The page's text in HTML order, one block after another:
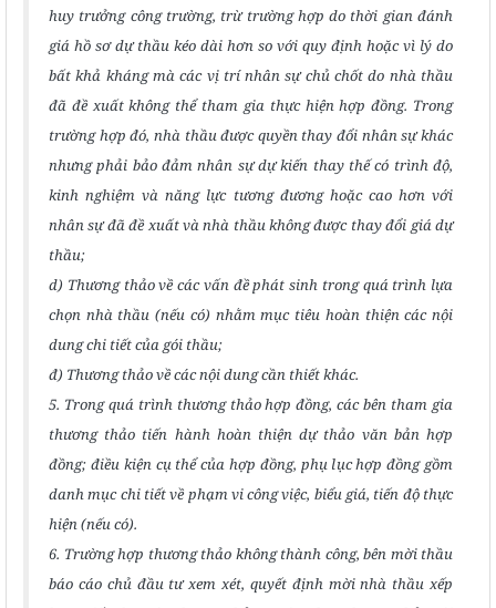
huy trưởng công trường, trừ trường hợp do thời gian đánh
giá hồ sơ dự thầu kéo dài hơn so với quy định hoặc vì lý do
bất khả kháng mà các vị trí nhân sự chủ chốt do nhà thầu
đã đề xuất không thể tham gia thực hiện hợp đồng. Trong
trường hợp đó, nhà thầu được quyền thay đổi nhân sự khác
nhưng phải bảo đảm nhân sự dự kiến thay thế có trình độ,
kinh nghiệm và năng lực tương đương hoặc cao hơn với
nhân sự đã đề xuất và nhà thầu không được thay đổi giá dự
thầu;
d) Thương thảo về các vấn đề phát sinh trong quá trình lựa
chọn nhà thầu (nếu có) nhằm mục tiêu hoàn thiện các nội
dung chi tiết của gói thầu;
đ) Thương thảo về các nội dung cần thiết khác.
5. Trong quá trình thương thảo hợp đồng, các bên tham gia
thương thảo tiến hành hoàn thiện dự thảo văn bản hợp
đồng; điều kiện cụ thể của hợp đồng, phụ lục hợp đồng gồm
danh mục chi tiết về phạm vi công việc, biểu giá, tiến độ thực
hiện (nếu có).
6. Trường hợp thương thảo không thành công, bên mời thầu
báo cáo chủ đầu tư xem xét, quyết định mời nhà thầu xếp